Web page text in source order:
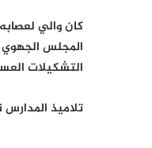
كان والي
المجلس
التشكيلات
تلاميذ المدارس